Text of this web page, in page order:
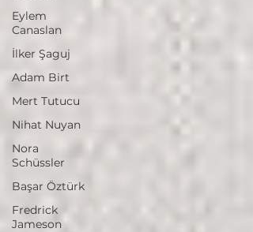
Eylem
Canaslan
İlker Şaguj
Adam Birt
Mert Tutucu
Nihat Nuyan
Nora
Schüssler
Başar Öztürk
Fredrick
Jameson